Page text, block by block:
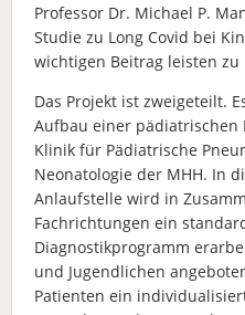
Professor Dr. Michael P.
Studie zu Long Covid bei
wichtigen Beitrag leisten zu
Das Projekt ist zweigeteilt.
Aufbau einer pädiatrischen
Klinik für Pädiatrische
Neonatologie der MHH. In
Anlaufstelle wird in
Fachrichtungen ein
Diagnostikprogramm
und Jugendlichen
Patienten ein